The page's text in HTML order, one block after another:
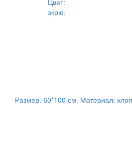
Размер: 60*100 см. Материал: